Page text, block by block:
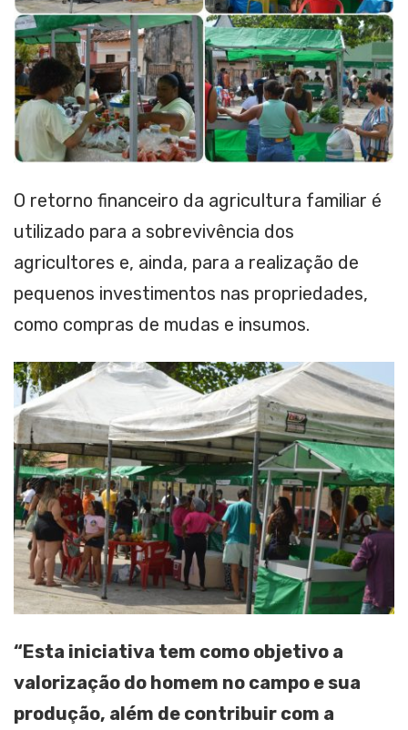
O retorno financeiro da agricultura familiar é
utilizado para a sobrevivência dos
agricultores e, ainda, para a realização de
pequenos investimentos nas propriedades,
como compras de mudas e insumos.
“Esta iniciativa tem como objetivo a
valorização do homem no campo e sua
produção, além de contribuir com a